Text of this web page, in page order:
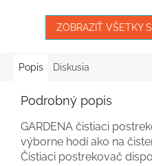
ZOBRAZIŤ VŠETKY
Popis Diskusia
Podrobný popis
GARDENA čistiaci
výborne hodí ako na
Čistiaci postrekovač